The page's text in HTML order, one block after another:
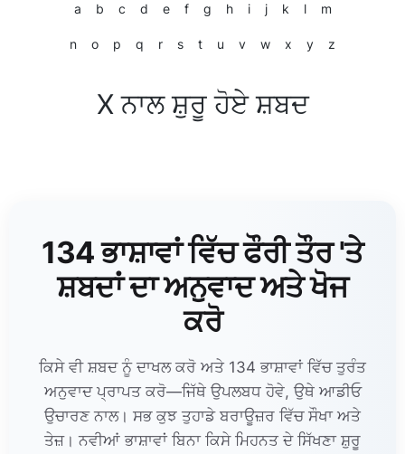
a b c d e f g h i j k l m
n o p q r s t u v w x y z
X ਨਾਲ ਸ਼ੁਰੂ ਹੋਏ ਸ਼ਬਦ
134 ਭਾਸ਼ਾਵਾਂ ਵਿੱਚ ਫੌਰੀ ਤੌਰ 'ਤੇ
ਸ਼ਬਦਾਂ ਦਾ ਅਨੁਵਾਦ ਅਤੇ ਖੋਜ
ਕਰੋ
ਕਿਸੇ ਵੀ ਸ਼ਬਦ ਨੂੰ ਦਾਖਲ ਕਰੋ ਅਤੇ 134 ਭਾਸ਼ਾਵਾਂ ਵਿੱਚ ਤੁਰੰਤ
ਅਨੁਵਾਦ ਪ੍ਰਾਪਤ ਕਰੋ—ਜਿੱਥੇ ਉਪਲਬਧ ਹੋਵੇ, ਉਥੇ ਆਡੀਓ
ਉਚਾਰਣ ਨਾਲ। ਸਭ ਕੁਝ ਤੁਹਾਡੇ ਬਰਾਊਜ਼ਰ ਵਿੱਚ ਸੌਖਾ ਅਤੇ
ਤੇਜ਼। ਨਵੀਆਂ ਭਾਸ਼ਾਵਾਂ ਬਿਨਾ ਕਿਸੇ ਮਿਹਨਤ ਦੇ ਸਿੱਖਣਾ ਸ਼ੁਰੂ